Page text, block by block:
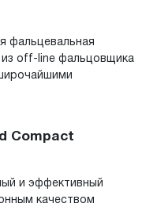
фальцевальная
off-line фальцовщика
Compact
и эффективный
качеством